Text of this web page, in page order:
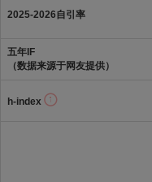
2025-2026自引率
五年IF
（数据来源于网友提供）
h-index